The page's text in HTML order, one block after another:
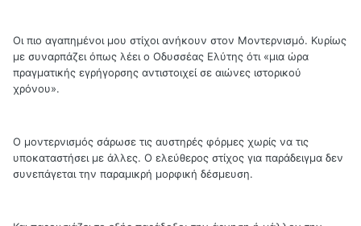
Οι πιο αγαπημένοι μου στίχοι ανήκουν στον Μοντερνισμό. Κυρίως
με συναρπάζει όπως λέει ο Οδυσσέας Ελύτης ότι «μια ώρα
πραγματικής εγρήγορσης αντιστοιχεί σε αιώνες ιστορικού
χρόνου».
Ο μοντερνισμός σάρωσε τις αυστηρές φόρμες χωρίς να τις
υποκαταστήσει με άλλες. Ο ελεύθερος στίχος για παράδειγμα δεν
συνεπάγεται την παραμικρή μορφική δέσμευση.